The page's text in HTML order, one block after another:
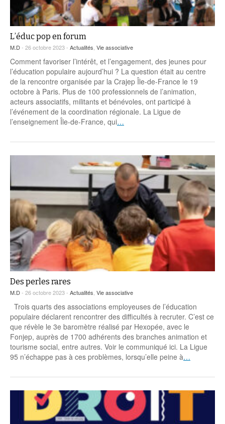
L’éduc pop en forum
M.D- 26 octobre 2023 - Actualités, Vie associative
Comment favoriser l’intérêt, et l’engagement, des jeunes pour
l’éducation populaire aujourd’hui ? La question était au centre
de la rencontre organisée par la Crajep Île-de-France le 19
octobre à Paris. Plus de 100 professionnels de l’animation,
acteurs associatifs, militants et bénévoles, ont participé à
l’événement de la coordination régionale. La Ligue de
l’enseignement Île-de-France, qui…
Des perles rares
M.D- 26 octobre 2023 - Actualités Vie associative
Trois quarts des associations employeuses de l’éducation
populaire déclarent rencontrer des difficultés à recruter. C’est ce
que révèle le 3e baromètre réalisé par Hexopée, avec le
Fonjep, auprès de 1700 adhérents des branches animation et
tourisme social, entre autres. Voir le communiqué ici. La Ligue
95 n’échappe pas à ces problèmes, lorsqu’elle peine à…